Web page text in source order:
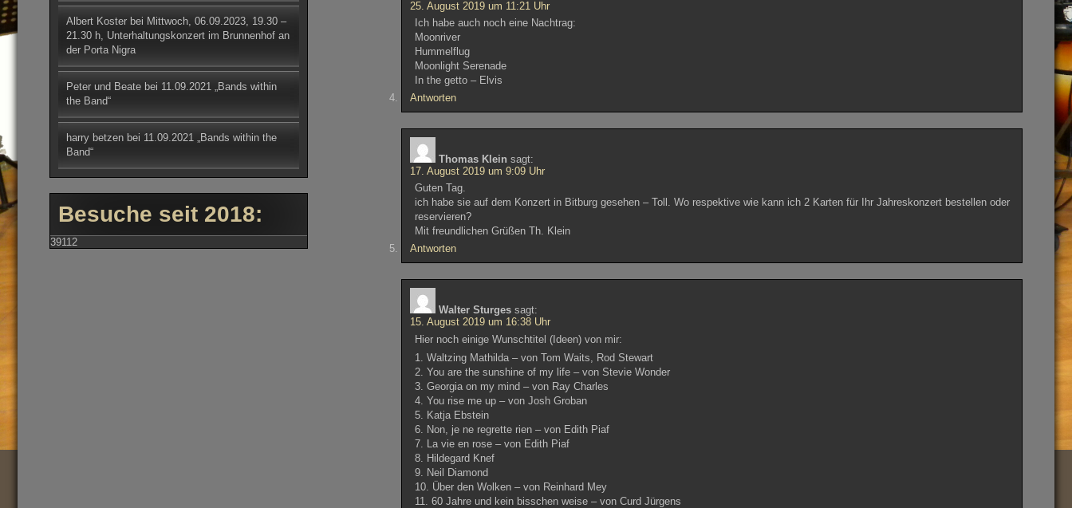
25. August 2019 um 11:21 Uhr
Ich habe auch noch eine Nachtrag:
Moonriver
Hummelflug
Moonlight Serenade
In the getto – Elvis
Antworten
Thomas Klein sagt:
17. August 2019 um 9:09 Uhr
Guten Tag.
ich habe sie auf dem Konzert in Bitburg gesehen – Toll. Wo respektive wie kann ich 2 Karten für Ihr Jahreskonzert bestellen oder
reservieren?
Mit freundlichen Grüßen Th. Klein
Antworten
Walter Sturges sagt:
15. August 2019 um 16:38 Uhr
Hier noch einige Wunschtitel (Ideen) von mir:
1. Waltzing Mathilda – von Tom Waits, Rod Stewart
2. You are the sunshine of my life – von Stevie Wonder
3. Georgia on my mind – von Ray Charles
4. You rise me up – von Josh Groban
5. Katja Ebstein
6. Non, je ne regrette rien – von Edith Piaf
7. La vie en rose – von Edith Piaf
8. Hildegard Knef
9. Neil Diamond
10. Über den Wolken – von Reinhard Mey
11. 60 Jahre und kein bisschen weise – von Curd Jürgens
Albert Koster bei Mittwoch, 06.09.2023, 19.30 –
21.30 h, Unterhaltungskonzert im Brunnenhof an
der Porta Nigra
Peter und Beate bei 11.09.2021 „Bands within
the Band“
harry betzen bei 11.09.2021 „Bands within the
Band“
Besuche seit 2018:
39112